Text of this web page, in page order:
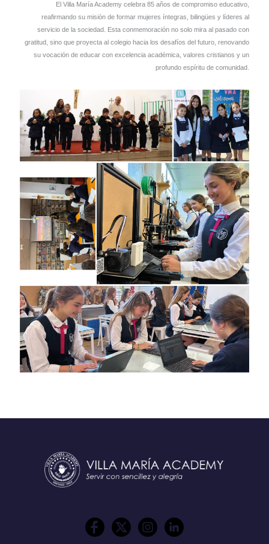
El Villa María Academy celebra 85 años de compromiso educativo,
reafirmando su misión de formar mujeres íntegras, bilingües y líderes al
servicio de la sociedad. Esta conmemoración no solo mira al pasado con
gratitud, sino que proyecta al colegio hacia los desafíos del futuro, renovando
su vocación de educar con excelencia académica, valores cristianos y un
profundo espíritu de comunidad.